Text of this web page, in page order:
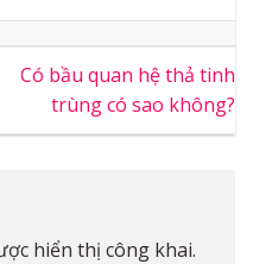
Có bầu quan hệ thả tinh
trùng có sao không?
hiển thị công khai.